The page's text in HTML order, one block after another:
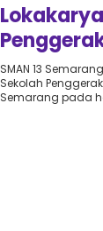
Semarang
SMAN 13
Sekolah
Semarang pada